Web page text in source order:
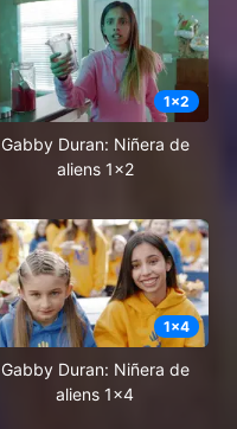
1x2
Gabby Duran: Niñera de
aliens 1x2
1x4
Gabby Duran: Niñera de
aliens 1x4